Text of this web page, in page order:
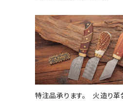
特注品承ります。 火造り革